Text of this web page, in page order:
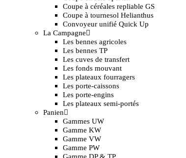
Coupe à céréales repliable GS
Coupe à tournesol Helianthus
Convoyeur unifié Quick Up
La Campagne
Les bennes agricoles
Les bennes TP
Les cuves de transfert
Les fonds mouvant
Les plateaux fourragers
Les porte-caissons
Les porte-engins
Les plateaux semi-portés
Panien
Gammes UW
Gamme KW
Gamme VW
Gamme PW